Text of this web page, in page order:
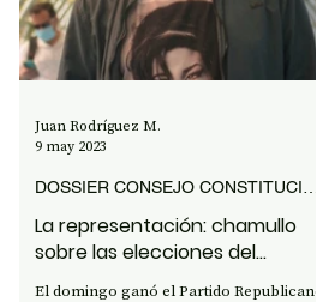
La representación: chamullo
sobre las elecciones del
domingo
El domingo ganó el Partido Republicano
Juan Rodríguez M.
9 may 2023